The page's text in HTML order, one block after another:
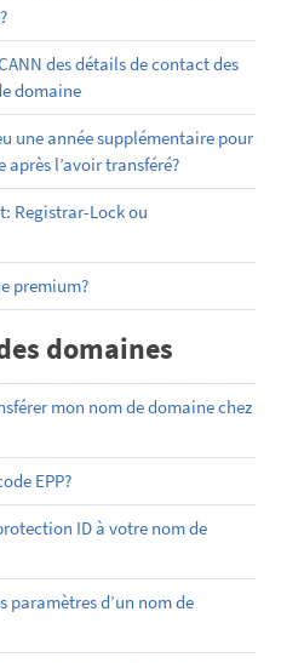
des détails de contact des
domaine
une année supplémentaire pour
l’avoir transféré?
Registrar-Lock ou
premium?
domaines
mon nom de domaine chez
EPP?
ID à votre nom de
paramètres d’un nom de